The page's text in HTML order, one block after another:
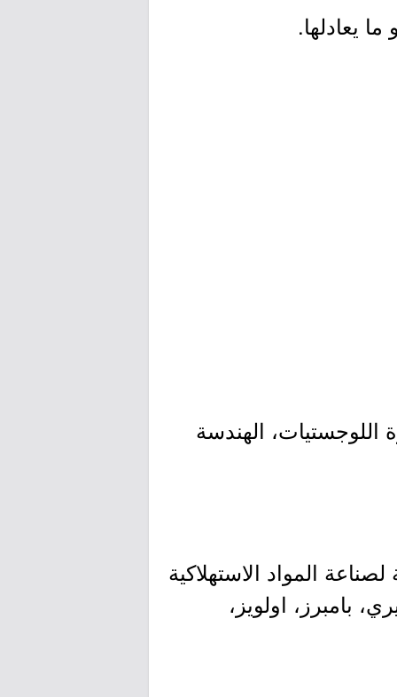
يعادلها.
الهندسة
عام 1837م تعد أكبر شركة لصناعة المواد الاستهلاكية
بامبرز، اولويز،